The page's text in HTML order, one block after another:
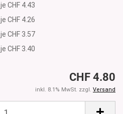
je CHF 4.43
je CHF 4.26
je CHF 3.57
je CHF 3.40
CHF 4.80
inkl. 8.1% MwSt. zzgl. Versand